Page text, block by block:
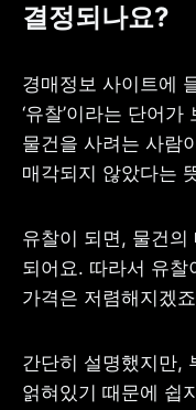
결정되나요?
경매정보 사이트에
‘유찰’이라는 단어
물건을 사려는 사람
매각되지 않았다는
유찰이 되면, 물건의
되어요. 따라서 유찰
가격은 저렴해지겠
간단히 설명했지만,
얽혀있기 때문에 쉽